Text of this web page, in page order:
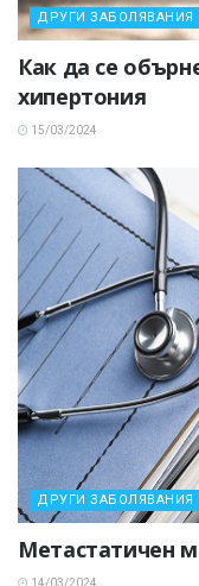
ДРУГИ ЗАБОЛЯВАНИЯ
Как да се
хипертония
15/03/2024
ДРУГИ ЗАБОЛЯВАНИЯ
Метастатичен
14/03/2024